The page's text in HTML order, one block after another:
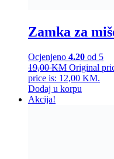
Zamka za
Ocjenjeno 4.20 od 5
19,00KM Original
price is: 12,00 KM.
Dodaj u korpu
Akcija!